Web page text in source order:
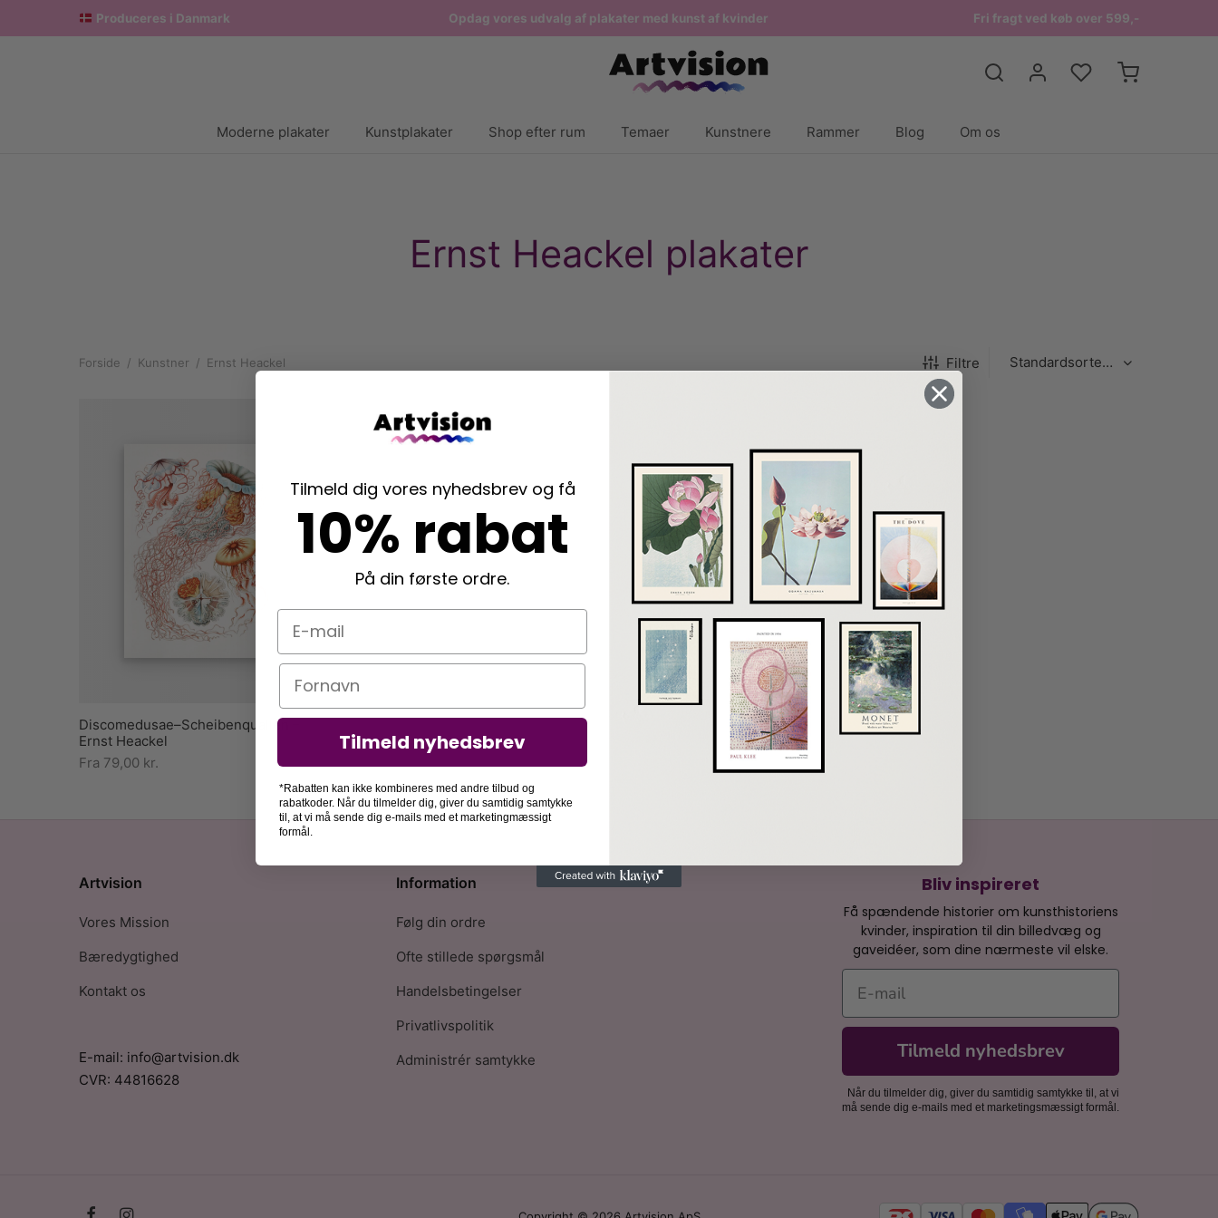
Produceres i Danmark Opdag vores udvalg af plakater med kunst af kvinder Fri fragt ved køb over 599,-
Moderne plakater Kunstplakater Shop efter rum Temaer Kunstnere Rammer Blog Om os
Ernst Heackel plakater
Forside / Kunstner / Ernst Heackel Filtre
Discomedusae–Scheibenquallen –
Ernst Heackel
Fra 79,00 kr.
Bliv inspireret
Få spændende historier om kunsthistoriens
kvinder, inspiration til din billedvæg og
gaveidéer, som dine nærmeste vil elske.
E-mail
Tilmeld nyhedsbrev
Når du tilmelder dig, giver du samtidig samtykke til, at vi
må sende dig e-mails med et marketingsmæssigt formål.
Information
Følg din ordre
Ofte stillede spørgsmål
Handelsbetingelser
Privatlivspolitik
Administrér samtykke
Artvision
Vores Mission
Bæredygtighed
Kontakt os
E-mail: info@artvision.dk
CVR: 44816628
Tilmeld dig vores nyhedsbrev og få
10% rabat
På din første ordre.
E-mail
Navn
Tilmeld nyhedsbrev
*Rabatten kan ikke kombineres med andre tilbud og
rabatkoder. Når du tilmelder dig, giver du samtidig samtykke
til, at vi må sende dig e-mails med et marketingmæssigt
formål.